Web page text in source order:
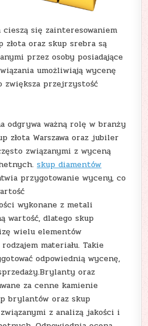
cieszą się zainteresowaniem
złota oraz skup srebra są
przez osoby posiadające
umożliwiają wycenę
zwiększa przejrzystość
odgrywa ważną rolę w branży
złota Warszawa oraz jubiler
związanymi z wyceną
skup diamentów
przygotowanie wyceny, co
wykonane z metali
wartość, dlatego skup
wielu elementów
materiału. Takie
odpowiednią wycenę,
oraz
za cenne kamienie
brylantów oraz skup
z analizą jakości i